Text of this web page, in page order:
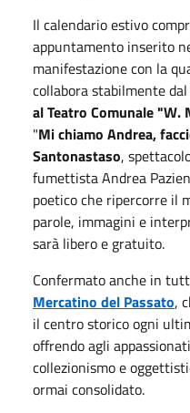
Il calendario estivo
appuntamento inserito
manifestazione con la
collabora stabilmente
al Teatro Comunale "W.
"Mi chiamo Andrea,
Santonastaso,
fumettista Andrea
poetico che ripercorre il
parole, immagini e
sarà libero e gratuito.
Confermato anche in
Mercatino del Passato,
il centro storico ogni
offrendo agli
collezionismo e
ormai consolidato.